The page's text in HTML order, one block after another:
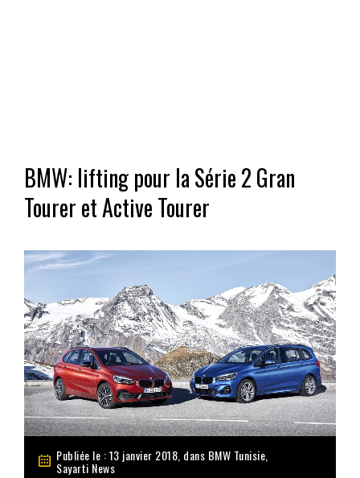
BMW: lifting pour la Série 2 Gran
Tourer et Active Tourer
Publiée le : 13 janvier 2018, dans BMW Tunisie
Sayarti News